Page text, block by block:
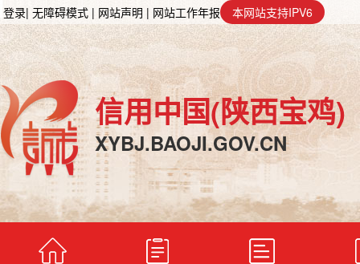
登录| 无障碍模式 | 网站声明 | 网站工作年报 本网站支持IPV6
信用中国(陕西宝鸡)
XYBJ.BAOJI.GOV.CN